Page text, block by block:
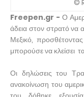
©
Freepen.gr - Ο
άδεια στον στρατό να
Μεξικό,
μπορούσε να κλείσει
Οι δηλώσεις του
ανακοίνωση του